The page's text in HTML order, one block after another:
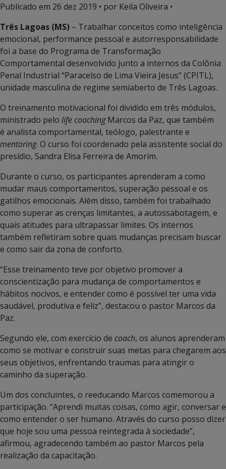
Publicado em 26 dez 2019 • por Keila Oliveira •
Três Lagoas (MS) – Trabalhar conceitos como inteligência
emocional, performance pessoal e autorresponsabilidade
foi a base do Programa de Transformação
Comportamental desenvolvido junto a internos da Colônia
Penal Industrial “Paracelso de Lima Vieira Jesus” (CPITL),
unidade masculina de regime semiaberto de Três Lagoas.
O treinamento motivacional foi dividido em três módulos,
ministrado pelo life coachingMarcos da Paz, que também
é analista comportamental, teólogo, palestrante e
mentoring. O curso foi coordenado pela assistente social do
presídio, Sandra Elisa Ferreira de Amorim.
Durante o curso, os participantes aprenderam a como
mudar maus comportamentos, superação pessoal e os
gatilhos emocionais. Além disso, também foi trabalhado
como superar as crenças limitantes, a autossabotagem, e
quais atitudes para ultrapassar limites. Os internos
também refletiram sobre quais mudanças precisam buscar
e como sair da zona de conforto.
“Esse treinamento teve por objetivo promover a
conscientização para mudança de comportamentos e
hábitos nocivos, e entender como é possível ter uma vida
saudável, produtiva e feliz”, destacou o pastor Marcos da
Paz.
Segundo ele, com exercício de coach, os alunos aprenderam
como se motivar e construir suas metas para chegarem aos
seus objetivos, enfrentando traumas para atingir o
caminho da superação.
Um dos concluintes, o reeducando Marcos comemorou a
participação. “Aprendi muitas coisas, como agir, conversar e
como entender o ser humano. Através do curso posso dizer
que hoje sou uma pessoa reintegrada à sociedade”,
afirmou, agradecendo também ao pastor Marcos pela
realização da capacitação.